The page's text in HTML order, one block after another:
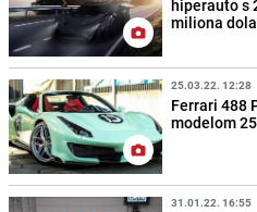
hiperauto s
miliona
25.03.22. 12:28
Ferrari 488
modelom
31.01.22. 16:55